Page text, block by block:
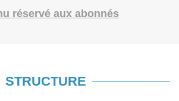
réservé aux abonnés
STRUCTURE